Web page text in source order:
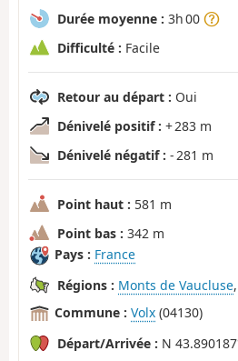
Durée moyenne : 3h 00
Difficulté : Facile
Retour au départ : Oui
Dénivelé positif : + 283 m
Dénivelé négatif : - 281 m
Point haut : 581 m
Point bas : 342 m
Pays : France
Régions : Monts de Vaucluse,
Commune : Volx (04130)
Départ/Arrivée : N